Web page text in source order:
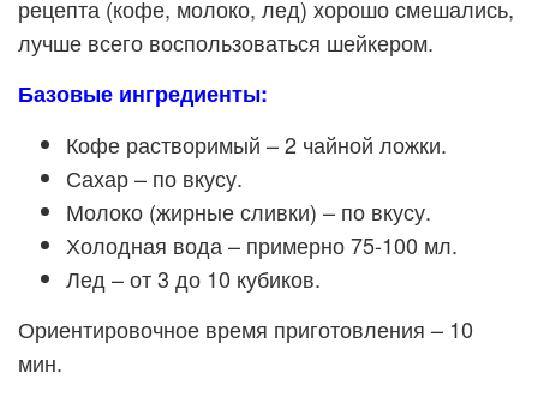
рецепта (кофе, молоко, лед) хорошо смешались,
лучше всего воспользоваться шейкером.
Базовые ингредиенты:
Кофе растворимый – 2 чайной ложки.
Сахар – по вкусу.
Молоко (жирные сливки) – по вкусу.
Холодная вода – примерно 75-100 мл.
Лед – от 3 до 10 кубиков.
Ориентировочное время приготовления – 10
мин.